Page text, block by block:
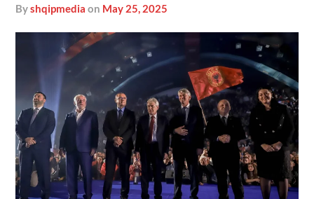
byshqipmedia on May 25, 2025